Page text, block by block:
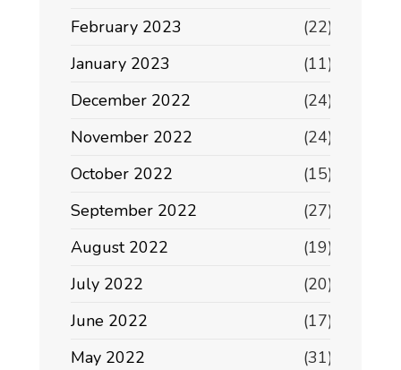
February 2023
(22)
January 2023
(11)
December 2022
(24)
November 2022
(24)
October 2022
(15)
September 2022
(27)
August 2022
(19)
July 2022
(20)
June 2022
(17)
May 2022
(31)